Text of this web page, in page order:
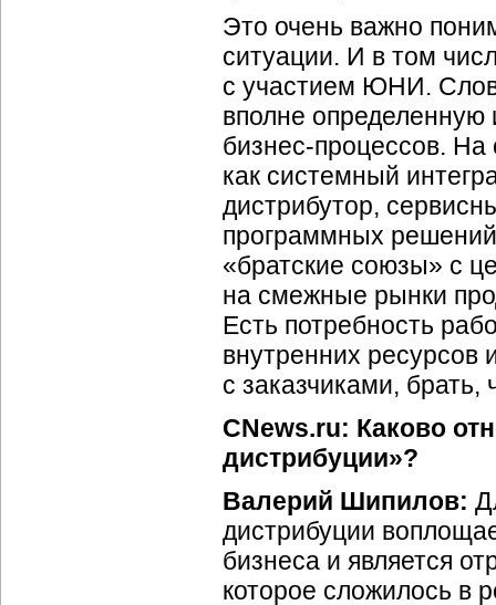
Это очень важно
ситуации. И в том
c участием ЮНИ.
вполне определенную
бизнес-процессов. На
как системный
дистрибутор,
программных
«братские союзы» с
на смежные рынки
Есть потребность
внутренних ресурсов
с заказчиками,
CNews.ru: Каково
дистрибуции»?
Валерий Шипилов:
дистрибуции
бизнеса и является
которое сложилось в